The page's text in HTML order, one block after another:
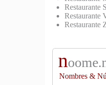
Restaurante
Restaurante
Restaurante
n
Nombres &